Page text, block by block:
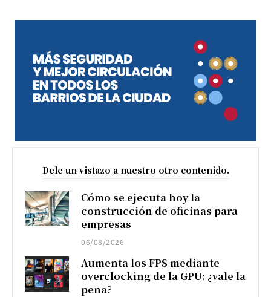
Dele un vistazo a nuestro otro contenido.
Cómo se ejecuta hoy la
construcción de oficinas para
empresas
06/08/2026
Aumenta los FPS mediante
overclocking de la GPU: ¿vale la
pena?